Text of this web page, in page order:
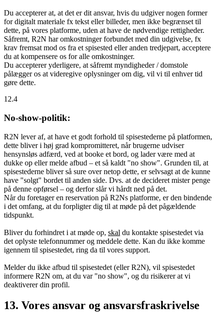
Du accepterer at, at det er dit ansvar, hvis du udgiver nogen former
for digitalt materiale fx tekst eller billeder, men ikke begrænset til
dette, på vores platforme, uden at have de nødvendige rettigheder.
Såfremt, R2N har omkostninger forbundet med din udgivelse, fx
krav fremsat mod os fra et spisested eller anden tredjepart, acceptere
du at kompensere os for alle omkostninger.
Du accepterer yderligere, at såfremt myndigheder / domstole
pålægger os at videregive oplysninger om dig, vil vi til enhver tid
gøre dette.
12.4
No-show-politik:
R2N lever af, at have et godt forhold til spisestederne på platformen,
dette bliver i høj grad kompromitteret, når brugerne udviser
hensynsløs adfærd, ved at booke et bord, og lader være med at
dukke op eller melde afbud – et så kaldt "no show". Grunden til, at
spisestederne bliver så sure over netop dette, er selvsagt at de kunne
have "solgt" bordet til anden side. Dvs. at de decideret mister penge
på denne opførsel – og derfor slår vi hårdt ned på det.
Når du foretager en reservation på R2Ns platforme, er den bindende
i det omfang, at du forpligter dig til at møde på det pågældende
tidspunkt.
Bliver du forhindret i at møde op, skal du kontakte spisestedet via
det oplyste telefonnummer og meddele dette. Kan du ikke komme
igennem til spisestedet, ring da til vores support.
Melder du ikke afbud til spisestedet (eller R2N), vil spisestedet
informere R2N om, at du var "no show", og du risikerer at vi
deaktiverer din profil.
13. Vores ansvar og ansvarsfraskrivelse